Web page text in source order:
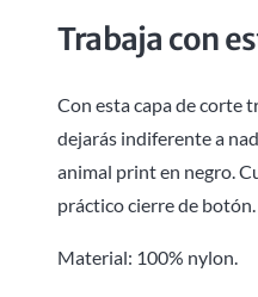
Trabaja con
Con esta capa de corte
dejarás indiferente a
animal print en negro.
práctico cierre de botón.
Material: 100% nylon.